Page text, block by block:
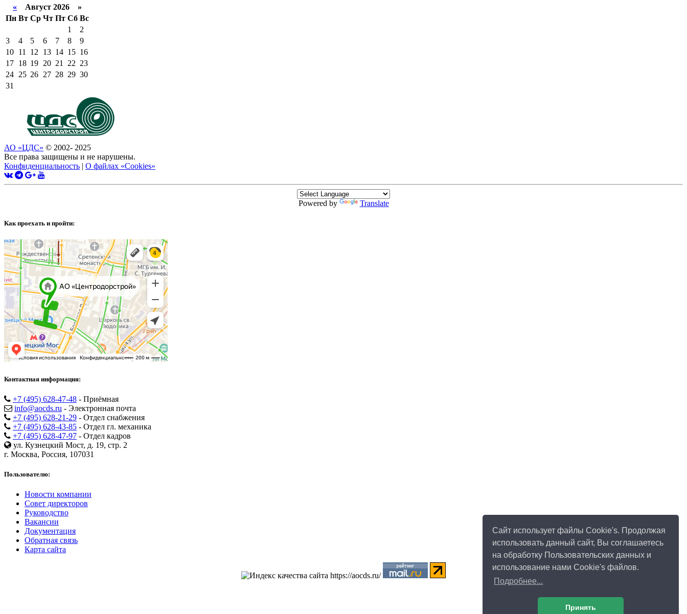
Сайт использует файлы Cookie's. Продолжая
использовать данный сайт, Вы соглашаетесь
на обработку Пользовательских данных и
использование нами Cookie's файлов.
Подробнее...
Принять
« Август 2026 »
Пн Вт Ср Чт Пт Сб Вс
1
2
3
4 5 6 7 8
9
10 11 12 13 14 15 16
17 18 19 20 21 22 23
24 25 26 27 28 29 30
31
АО «ЦДС» © 2002- 2025
Все права защищены и не нарушены.
Конфиденциальность | О файлах «Сookies»
Powered by Translate
Как проехать и пройти:
Контактная информация:
+7 (495) 628-47-48 - Приёмная
info@aocds.ru - Электронная почта
+7 (495) 628-21-29 - Отдел снабжения
+7 (495) 628-43-85 - Отдел гл. механика
+7 (495) 628-47-97 - Отдел кадров
ул. Кузнецкий Мост, д. 19, стр. 2
г. Москва, Россия, 107031
Пользователю:
Новости компании
Совет директоров
Руководство
Вакансии
Документация
Обратная связь
Карта сайта